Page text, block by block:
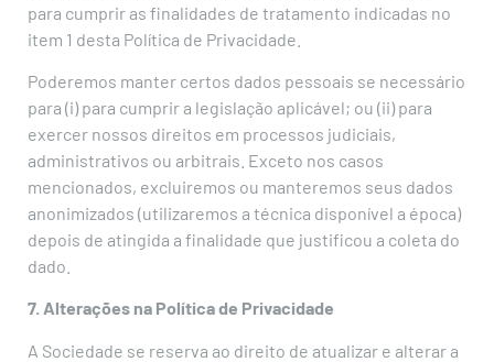
para cumprir as finalidades de tratamento indicadas no
item 1 desta Política de Privacidade.
Poderemos manter certos dados pessoais se necessário
para (i) para cumprir a legislação aplicável; ou (ii) para
exercer nossos direitos em processos judiciais,
administrativos ou arbitrais. Exceto nos casos
mencionados, excluiremos ou manteremos seus dados
anonimizados (utilizaremos a técnica disponível a época)
depois de atingida a finalidade que justificou a coleta do
dado.
7. Alterações na Política de Privacidade
A Sociedade se reserva ao direito de atualizar e alterar a